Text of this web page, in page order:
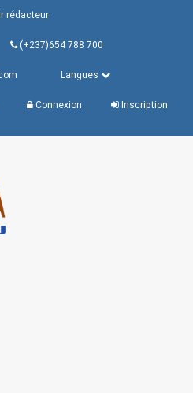
rédacteur
(+237)654 788 700
Langues
Connexion Inscription